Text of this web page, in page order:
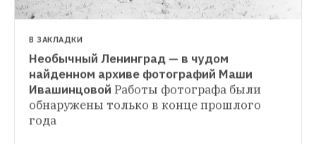
В ЗАКЛАДКИ
Честный рассказ о петербургских
парадных — в инстаграме молодого
В ЗАКЛАДКИ
Уделочка: Инстаграм про знаменитый
блошиный рынокПродавцы и их товары
в фотопроекте художницы Ольги
Шаповаловой
В ЗАКЛАДКИ
Необычный Ленинград — в чудом
найденном архиве фотографий Маши
Ивашинцовой Работы фотографа были
обнаружены только в конце прошлого
года